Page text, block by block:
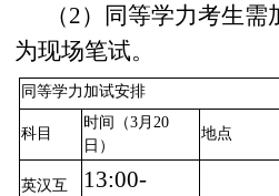
（2）同等学力考生
为现场笔试。
同等学力加试安排
科目
时间（3月20
日）
地点
英汉互
13:00-